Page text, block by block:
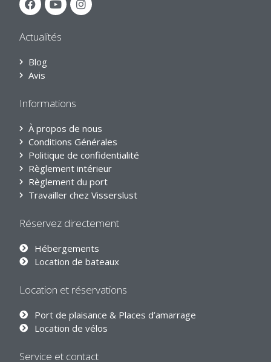
Actualités
Blog
Avis
Informations
À propos de nous
Conditions Générales
Politique de confidentialité
Règlement intérieur
Règlement du port
Travailler chez Visserslust
Réservez directement
Hébergements
Location de bateaux
Location et réservations
Port de plaisance & Places d’amarrage
Location de vélos
Service et contact